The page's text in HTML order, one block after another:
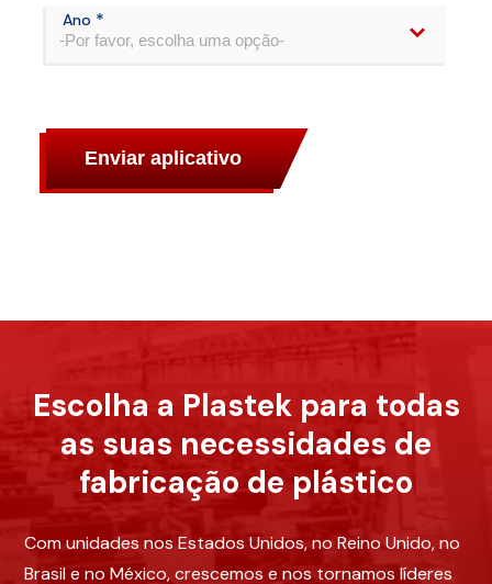
-Por favor, escolha uma opção-
Ano *
Enviar aplicativo
Escolha a Plastek para todas
as suas necessidades de
fabricação de plástico
Com unidades nos Estados Unidos, no Reino Unido, no
Brasil e no México, crescemos e nos tornamos líderes